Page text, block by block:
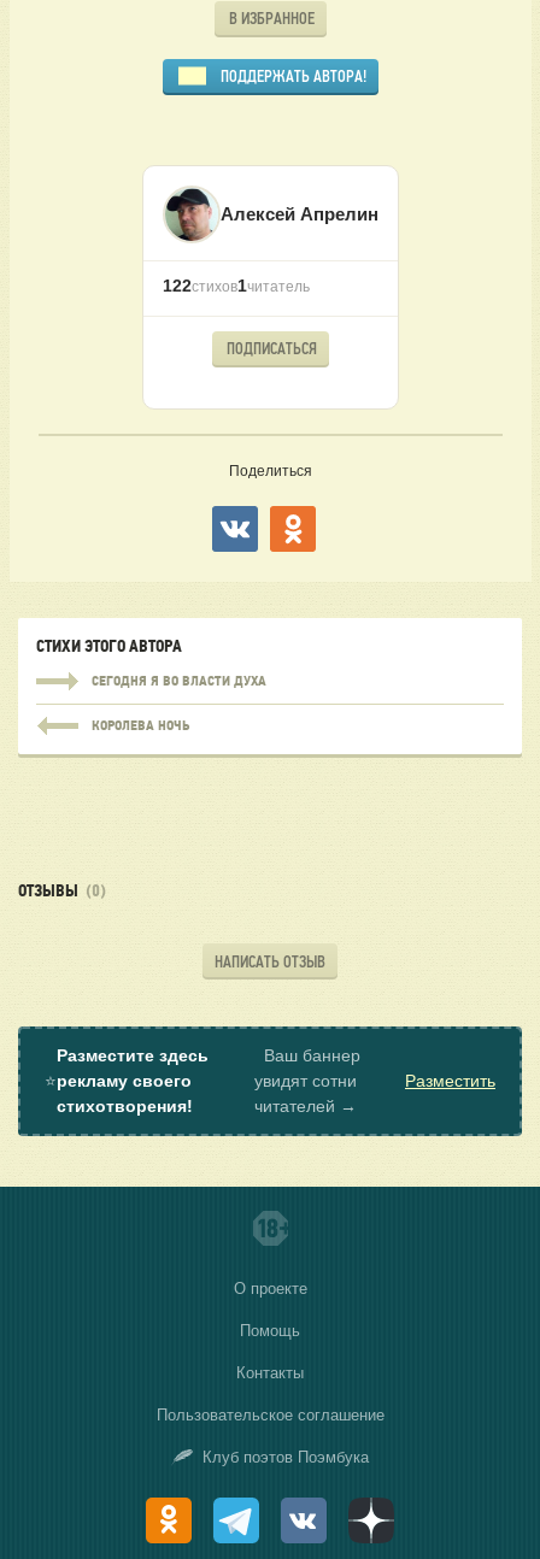
В ИЗБРАННОЕ
ПОДДЕРЖАТЬ АВТОРА!
Алексей Апрелин
122стихов1читатель
ПОДПИСАТЬСЯ
Поделиться
СТИХИ ЭТОГО АВТОРА
СЕГОДНЯ Я ВО ВЛАСТИ ДУХА
КОРОЛЕВА НОЧЬ
ОТЗЫВЫ (0)
НАПИСАТЬ ОТЗЫВ
⭐
Разместите здесь
рекламу своего
стихотворения!
Ваш баннер
увидят сотни
читателей →
Разместить
О проекте
Помощь
Контакты
Пользовательское соглашение
Клуб поэтов Поэмбука